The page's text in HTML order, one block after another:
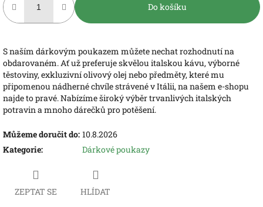
Do košíku
S naším dárkovým poukazem můžete nechat rozhodnutí na
obdarovaném. Ať už preferuje skvělou italskou kávu, výborné
těstoviny, exkluzivní olivový olej nebo předměty, které mu
připomenou nádherné chvíle strávené v Itálii, na našem e-shopu
najde to pravé. Nabízíme široký výběr trvanlivých italských
potravin a mnoho dárečků pro potěšení.
Můžeme doručit do: 10.8.2026
Kategorie: Dárkové poukazy
ZEPTAT SE HLÍDAT